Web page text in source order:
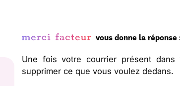
vous donne la réponse
Une fois votre courrier présent
supprimer ce que vous voulez dedans.